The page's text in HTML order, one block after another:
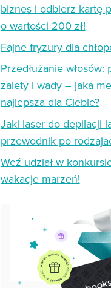
biznes i odbierz kartę
o wartości 200 zł!
Fajne fryzury dla
Przedłużanie
zalety i wady – jaka
najlepsza dla Ciebie?
Jaki laser do depilacji
przewodnik po
Weź udział w
wakacje marzeń!